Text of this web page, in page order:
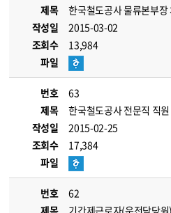
제목
한국철도공사 물류본부
작성일
2015-03-02
조회수
13,984
파일
번호
63
제목
한국철도공사 전문직 직
작성일
2015-02-25
조회수
17,384
파일
번호
62
제목
기간제근로자(운전담당